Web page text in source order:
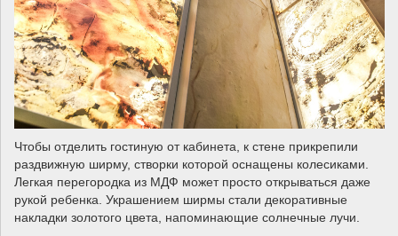
Чтобы отделить гостиную от кабинета, к стене прикрепили
раздвижную ширму, створки которой оснащены колесиками.
Легкая перегородка из МДФ может просто открываться даже
рукой ребенка. Украшением ширмы стали декоративные
накладки золотого цвета, напоминающие солнечные лучи.